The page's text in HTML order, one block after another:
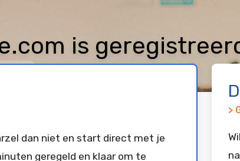
is
dan niet en start direct met je
geregeld en klaar om te
>